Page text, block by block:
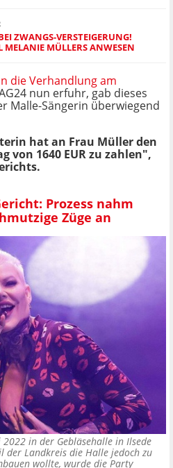
ZWANGS-VERSTEIGERUNG!
MÜLLERS ANWESEN
die Verhandlung am
nun erfuhr, gab dieses
Malle-Sängerin überwiegend
hat an Frau Müller den
von 1640 EUR zu zahlen",
Prozess nahm
Züge an
in der Gebläsehalle in Ilsede
der Landkreis die Halle jedoch zu
wollte, wurde die Party